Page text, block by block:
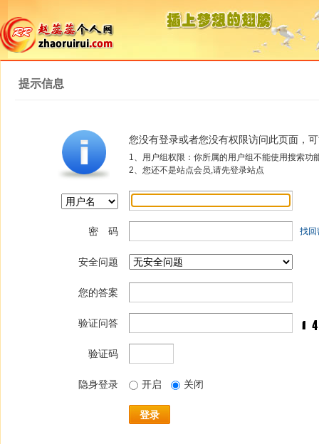
提示信息
您没有登录或者您没有权限访问此页面，
1、用户组权限：你所属的用户组不能使用搜索功
2、您还不是站点会员,请先登录站点
密 码 找回
安全问题
您的答案
验证问答
验证码
隐身登录 开启 关闭
登录